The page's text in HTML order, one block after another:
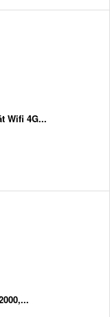
Wifi 4G...